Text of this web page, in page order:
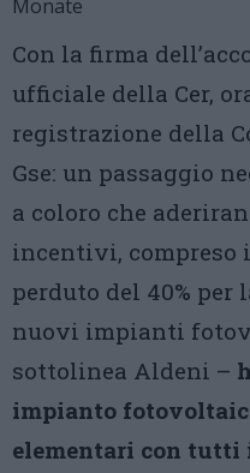
Monate
Con la firma
ufficiale della Cer,
registrazione della
Gse: un passaggio
a coloro che
incentivi, compreso
perduto del 40% per
nuovi impianti
sottolinea Aldeni –
impianto
elementari con tutti